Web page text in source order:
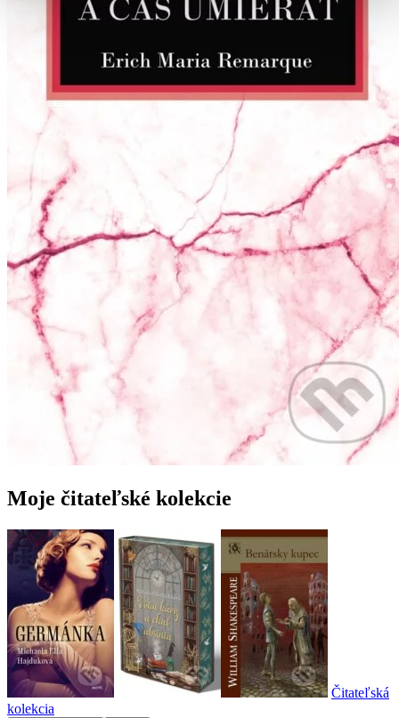
Moje čitateľské kolekcie
Čitateľská
kolekcia